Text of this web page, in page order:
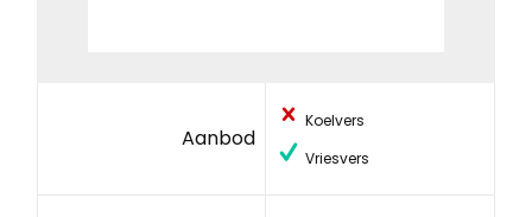
Aanbod
Koelvers
Vriesvers